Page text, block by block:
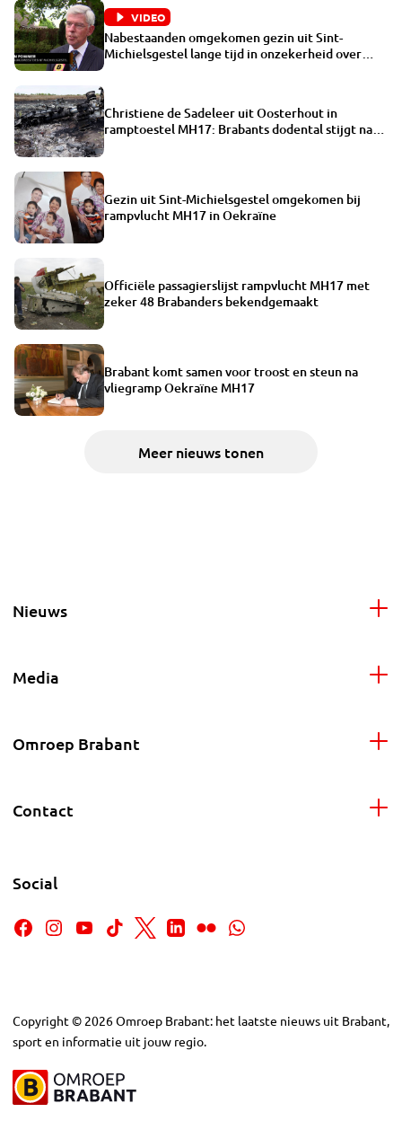
VIDEO
Nabestaanden omgekomen gezin uit Sint-
Michielsgestel lange tijd in onzekerheid over
Christiene de Sadeleer uit Oosterhout in
ramptoestel MH17: Brabants dodental stijgt naar
Gezin uit Sint-Michielsgestel omgekomen bij
rampvlucht MH17 in Oekraïne
Officiële passagierslijst rampvlucht MH17 met
zeker 48 Brabanders bekendgemaakt
Brabant komt samen voor troost en steun na
vliegramp Oekraïne MH17
Meer nieuws tonen
Nieuws
Media
Omroep Brabant
Contact
Social
Copyright © 2026Omroep Brabant: het laatste nieuws uit Brabant,
sport en informatie uit jouw regio.